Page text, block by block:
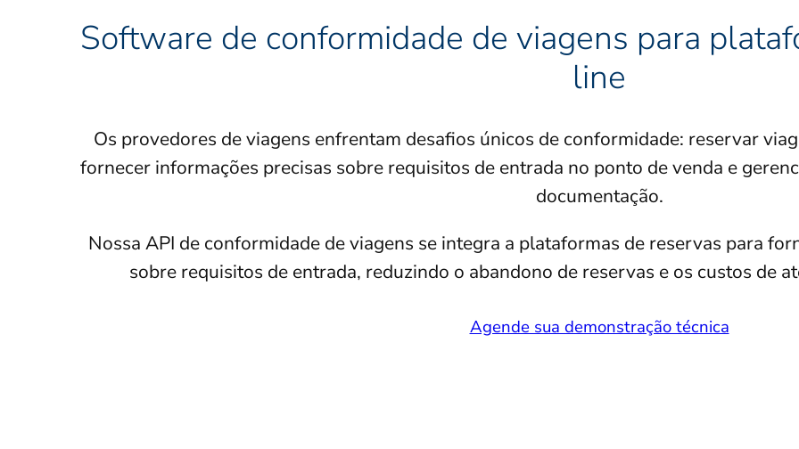
Software de conformidade de viagens para
line
Os provedores de viagens enfrentam desafios únicos de conformidade: reservar
fornecer informações precisas sobre requisitos de entrada no ponto de venda e
documentação.
Nossa API de conformidade de viagens se integra a plataformas de reservas para
sobre requisitos de entrada, reduzindo o abandono de reservas e os custos de
Agende sua demonstração técnica